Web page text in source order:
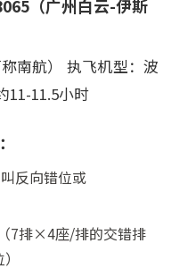
（广州白云-伊斯
南航） 执飞机型：波
11-11.5小时
反向错位或
7排×4座/排的交错排